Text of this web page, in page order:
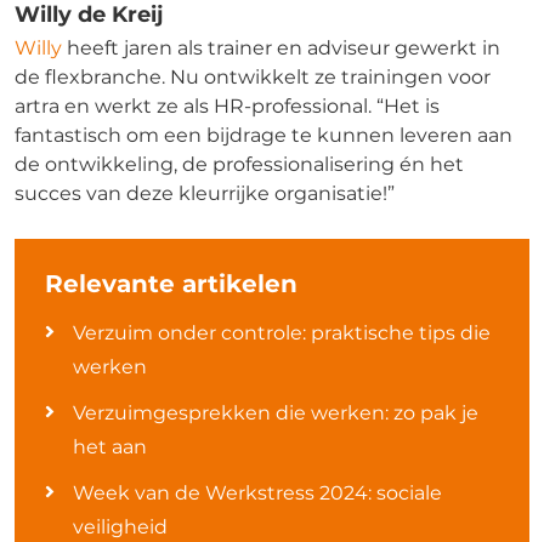
Willy de Kreij
Willy heeft jaren als trainer en adviseur gewerkt in
de flexbranche. Nu ontwikkelt ze trainingen voor
artra en werkt ze als HR-professional. “Het is
fantastisch om een bijdrage te kunnen leveren aan
de ontwikkeling, de professionalisering én het
succes van deze kleurrijke organisatie!”
Relevante artikelen
Verzuim onder controle: praktische tips die
werken
Verzuimgesprekken die werken: zo pak je
het aan
Week van de Werkstress 2024: sociale
veiligheid